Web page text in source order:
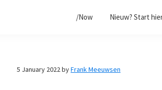
/Now Nieuw? Start
5 January 2022byFrank Meeuwsen